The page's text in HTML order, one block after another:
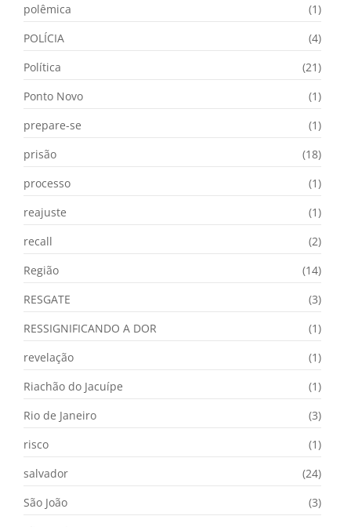
polêmica
(1)
POLÍCIA
(4)
Política
(21)
Ponto Novo
(1)
prepare-se
(1)
prisão
(18)
processo
(1)
reajuste
(1)
recall
(2)
Região
(14)
RESGATE
(3)
RESSIGNIFICANDO A DOR
(1)
revelação
(1)
Riachão do Jacuípe
(1)
Rio de Janeiro
(3)
risco
(1)
salvador
(24)
São João
(3)